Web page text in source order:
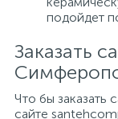
подойдет
Заказать
Что бы заказать
сайте